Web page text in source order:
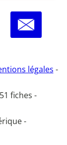
légales -
fiches -
-